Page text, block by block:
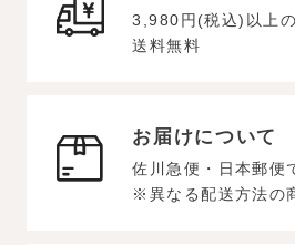
3,980円(税込)以上
送料無料
お届けについて
佐川急便・日本郵便
※異なる配送方法の